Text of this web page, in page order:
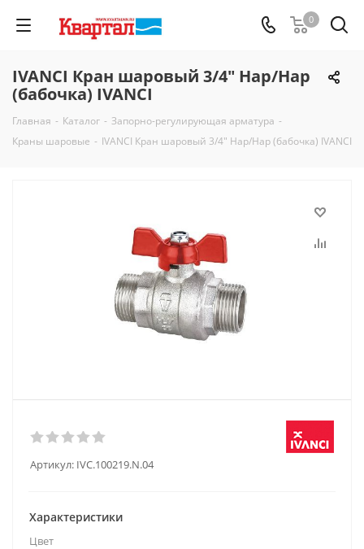
0
IVANCI Кран шаровый 3/4" Нар/Нар
(бабочка) IVANCI
Главная - Каталог - Запорно-регулирующая арматура -
Краны шаровые - IVANCI Кран шаровый 3/4" Нар/Нар (бабочка) IVANCI
Артикул: IVC.100219.N.04
Характеристики
Цвет